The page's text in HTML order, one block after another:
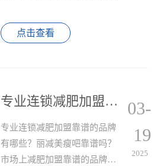
都是有益的代餐粉、益生菌、
营养剂等产品。
点击查看
专业连锁减肥加盟靠谱的品牌有哪些？丽减美瘦吧靠谱吗？
专业连锁减肥加盟靠谱的品牌
有哪些？丽减美瘦吧靠谱吗？
市场上减肥加盟靠谱的品牌有
03-
19
2025